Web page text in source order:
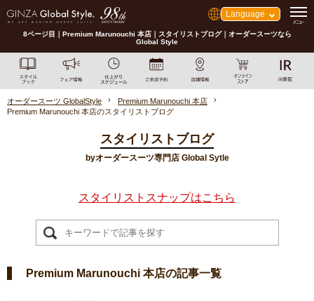
Language
8ページ目｜Premium Marunouchi 本店｜スタイリストブログ｜オーダースーツなら
Global Style
オーダースーツ GlobalStyle
Premium Marunouchi 本店
Premium Marunouchi 本店のスタイリストブログ
スタイリストブログ
byオーダースーツ専門店 Global Sytle
スタイリストスナップはこちら
Premium Marunouchi 本店の記事一覧